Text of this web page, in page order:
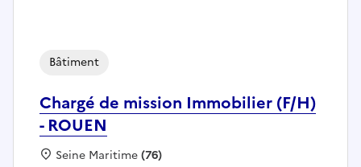
Chargé de mission Immobilier (F/H)
- ROUEN
Bâtiment
Localisation :
Seine Maritime(76)